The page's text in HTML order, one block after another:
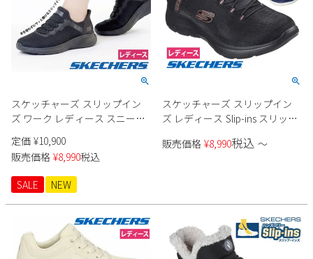
スケッチャーズ スリップイン
ズ ワーク レディース スニーカ
ー 防滑 滑りにくい 雨 靴 スクワ
ッド カオス SR ジャスル 108194
ブラック 黒 SKECHERS
定価 ¥10,900
販売価格 ¥8,990税込
SALE
NEW
スケッチャーズ スリップイン
ズ レディース Slip-ins スリッポ
ミッツ クラッシーナイト
販売価格 ¥8,990税込 〜